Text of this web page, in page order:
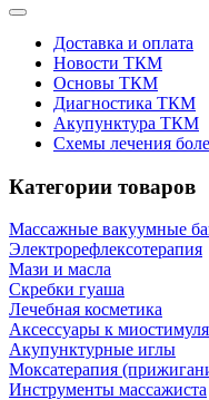
Доставка и оплата
Новости ТКМ
Основы ТКМ
Диагностика ТКМ
Акупунктура ТКМ
Схемы лечения
Категории товаров
Массажные вакуумные
Электрорефлексотерапия
Мази и масла
Скребки гуаша
Лечебная косметика
Аксессуары к
Акупунктурные иглы
Моксатерапия
Инструменты массажиста